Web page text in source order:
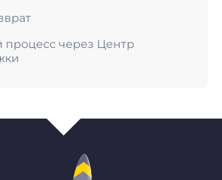
процесс через Центр